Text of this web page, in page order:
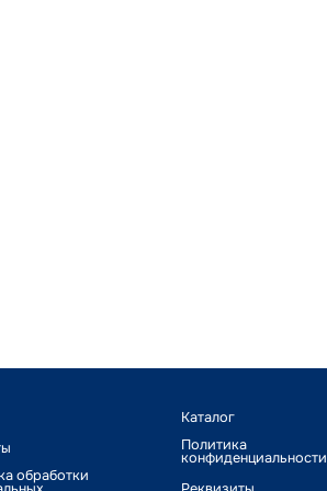
обработки
Каталог
Политика
конфиденциальности